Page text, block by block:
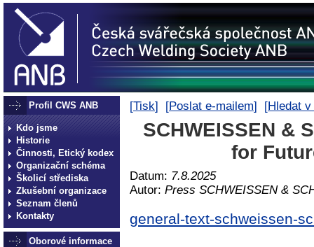
Profil CWS ANB
Kdo jsme
Historie
Činnosti, Etický kodex
Organizační schéma
Školicí střediska
Zkušební organizace
Seznam členů
Kontakty
Oborové informace
[Tisk] [Poslat e-mailem] [Hledat
SCHWEISSEN &
for
Datum: 7.8.2025
Autor: Press SCHWEISSEN &
general-text-schweissen-